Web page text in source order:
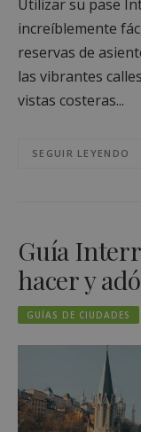
Utilizar su pase
increíblemente
reservas de
las vibrantes
vistas costeras...
SEGUIR LEYENDO
Guía
hacer y
GUÍAS DE CIUDADES